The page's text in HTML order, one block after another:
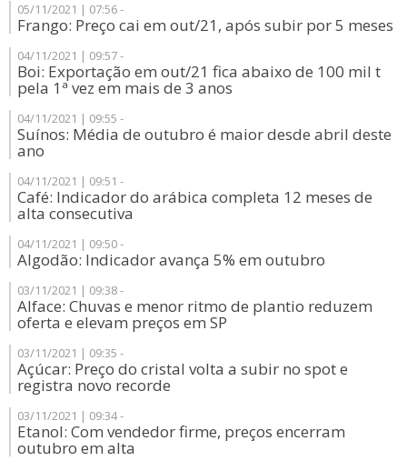
05/11/2021 | 07:56 -
Frango: Preço cai em out/21, após subir por 5 meses
04/11/2021 | 09:57 -
Boi: Exportação em out/21 fica abaixo de 100 mil t
pela 1ª vez em mais de 3 anos
04/11/2021 | 09:55 -
Suínos: Média de outubro é maior desde abril deste
ano
04/11/2021 | 09:51 -
Café: Indicador do arábica completa 12 meses de
alta consecutiva
04/11/2021 | 09:50 -
Algodão: Indicador avança 5% em outubro
03/11/2021 | 09:38 -
Alface: Chuvas e menor ritmo de plantio reduzem
oferta e elevam preços em SP
03/11/2021 | 09:35 -
Açúcar: Preço do cristal volta a subir no spot e
registra novo recorde
03/11/2021 | 09:34 -
Etanol: Com vendedor firme, preços encerram
outubro em alta